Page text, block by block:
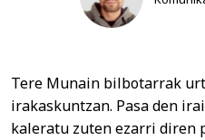
Tere Munain bilbotarrak
irakaskuntzan. Pasa den
kaleratu zuten ezarri diren